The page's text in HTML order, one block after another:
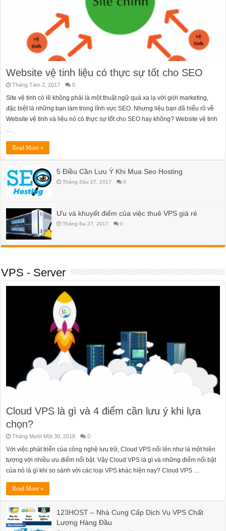
Website vệ tinh liệu có thực sự tốt cho SEO
Tháng Tám 2, 2017 0
Site vệ tinh có lẽ không phải là một thuật ngữ quá xa lạ với giới marketing,
đặc biệt là những bạn làm trong lĩnh vực SEO. Nhưng liệu bạn đã hiểu rõ về
Website vệ tinh và liệu nó có thực sự tốt cho SEO hay không? Website vệ tinh
…
Read More »
5 Điều Cần Lưu Ý Khi Mua Seo Hosting
Tháng Sáu 27, 2017 0
Ưu và khuyết điểm của việc thuê VPS giá rẻ
Tháng Ba 27, 2017 0
VPS - Server
Cloud VPS là gì và 4 điểm cần lưu ý khi lựa
chọn?
Tháng Mười Một 30, 2018 0
Với việc phát triển của công nghệ lưu trữ, Cloud VPS nổi lên như là một hiện
tượng với nhiều ưu điểm nổi bật. Vậy Cloud VPS là gì và những điểm nổi bật
của nó là gì khi so sánh với các loại VPS khác hiện nay? Cloud VPS …
Read More »
123HOST – Nhà Cung Cấp Dịch Vụ VPS Chất
Lượng Hàng Đầu